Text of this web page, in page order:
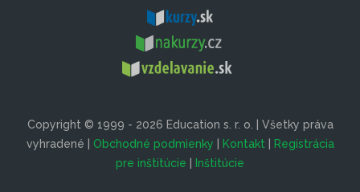
Copyright © 1999 - 2026 Education s. r. o. | Všetky práva
vyhradené | Obchodné podmienky | Kontakt | Registrácia
pre inštitúcie | Inštitúcie